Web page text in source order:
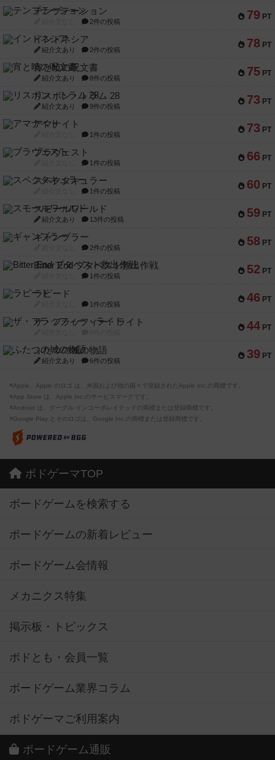
79 PT
テンプテーション
2件の投稿
78 PT
インドネシア
紹介文あり 2件の投稿
75 PT
宵と暁の呪文書
紹介文あり 8件の投稿
73 PT
リスボン・トラム 28
紹介文あり 9件の投稿
73 PT
アマナイト
1件の投稿
66 PT
ブラヴェスト
1件の投稿
60 PT
スペクタキュラー
1件の投稿
59 PT
スモールワールド
紹介文あり 13件の投稿
58 PT
ギャンブラー
2件の投稿
52 PT
Bitter End ブタペスト救出作戦
1件の投稿
46 PT
ラピード
1件の投稿
44 PT
ザ・フラッフィー・ライト
39 PT
ふたつの城の物語
紹介文あり 6件の投稿
※Apple、Apple のロゴ は、米国および他の国々で登録されたApple Inc.の商標です。
※App Store は、Apple Inc.のサービスマークです。
※Android は、グーグル インコーポレイテッドの商標または登録商標です。
※Google Play とそのロゴは、Google Inc.の商標または登録商標です。
ボドゲーマTOP
ボードゲームを検索する
ボードゲームの新着レビュー
ボードゲーム会情報
メカニクス特集
掲示板・トピックス
ボドとも・会員一覧
ボードゲーム業界コラム
ボドゲーマご利用案内
ボードゲーム通販